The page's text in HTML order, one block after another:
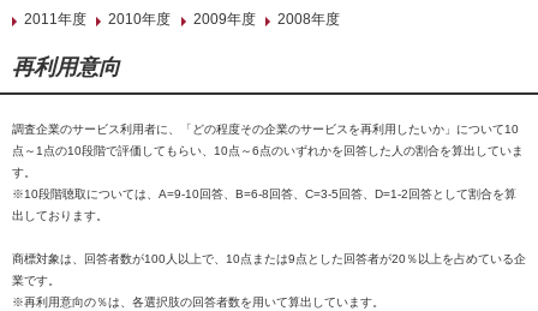
2011年度
2010年度 2009年度 2008年度
再利用意向
調査企業のサービス利用者に、「どの程度その企業のサービスを再利用したいか」について10
点～1点の10段階で評価してもらい、10点～6点のいずれかを回答した人の割合を算出していま
す。
※10段階聴取については、A=9-10回答、B=6-8回答、C=3-5回答、D=1-2回答として割合を算
出しております。
商標対象は、回答者数が100人以上で、10点または9点とした回答者が20％以上を占めている企
業です。
※再利用意向の％は、各選択肢の回答者数を用いて算出しています。